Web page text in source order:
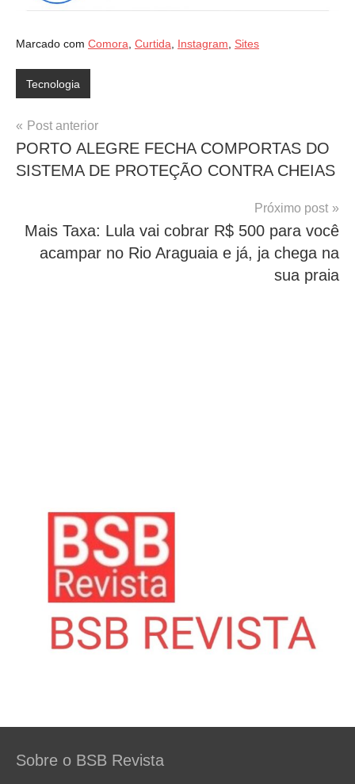
Marcado com Comora, Curtida, Instagram, Sites
Tecnologia
Navegação
de
Post
Post anterior
PORTO ALEGRE FECHA COMPORTAS DO
SISTEMA DE PROTEÇÃO CONTRA CHEIAS
Próximo post
Mais Taxa: Lula vai cobrar R$ 500 para você
acampar no Rio Araguaia e já, ja chega na
sua praia
Sobre o BSB Revista